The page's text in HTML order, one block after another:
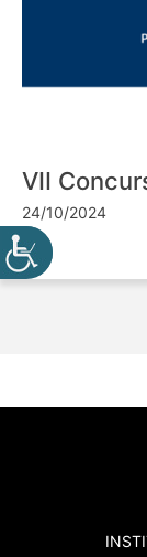
VII
24/10/2024